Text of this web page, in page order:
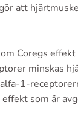
att
Coregs
minskas
1-
som är